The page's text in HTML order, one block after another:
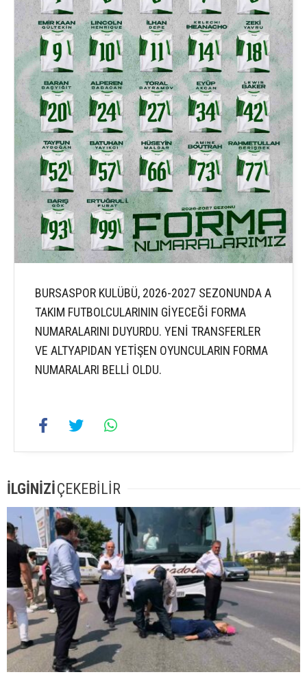
BURSASPOR KULÜBÜ, 2026-2027 SEZONUNDA A
TAKIM FUTBOLCULARININ GİYECEĞİ FORMA
NUMARALARINI DUYURDU. YENİ TRANSFERLER
VE ALTYAPIDAN YETİŞEN OYUNCULARIN FORMA
NUMARALARI BELLİ OLDU.
İLGİNİZİÇEKEBİLİR